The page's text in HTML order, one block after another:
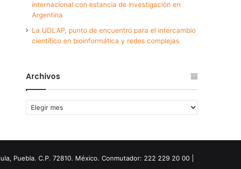
internacional con estancia de investigación en
Argentina
La UDLAP, punto de encuentro para el intercambio
científico en bioinformática y redes complejas
Archivos
Archivos
Puebla. C.P. 72810. México. Conmutador: 222 229 20 00 |